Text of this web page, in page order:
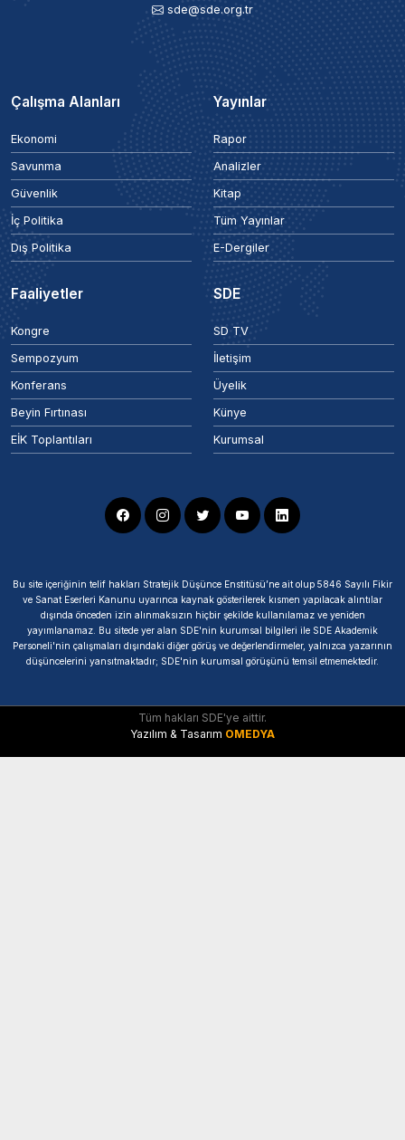
sde@sde.org.tr
Çalışma Alanları
Ekonomi
Savunma
Güvenlik
İç Politika
Dış Politika
Yayınlar
Rapor
Analizler
Kitap
Tüm Yayınlar
E-Dergiler
Faaliyetler
Kongre
Sempozyum
Konferans
Beyin Fırtınası
EİK Toplantıları
SDE
SD TV
İletişim
Üyelik
Künye
Kurumsal
Bu site içeriğinin telif hakları Stratejik Düşünce Enstitüsü’ne ait olup 5846 Sayılı Fikir
ve Sanat Eserleri Kanunu uyarınca kaynak gösterilerek kısmen yapılacak alıntılar
dışında önceden izin alınmaksızın hiçbir şekilde kullanılamaz ve yeniden
yayımlanamaz. Bu sitede yer alan SDE'nin kurumsal bilgileri ile SDE Akademik
Personeli'nin çalışmaları dışındaki diğer görüş ve değerlendirmeler, yalnızca yazarının
düşüncelerini yansıtmaktadır; SDE'nin kurumsal görüşünü temsil etmemektedir.
Tüm hakları SDE'ye aittir.
Yazılım & Tasarım OMEDYA